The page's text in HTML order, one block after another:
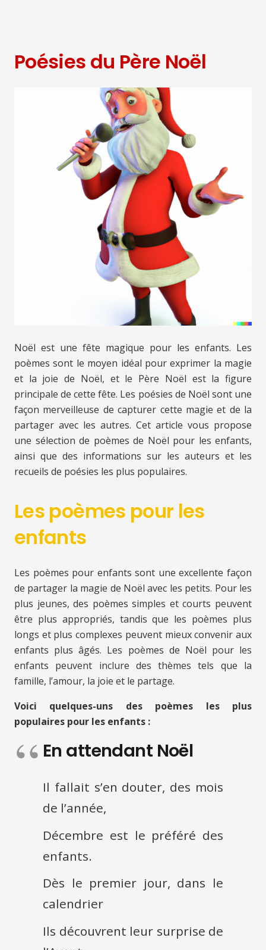
Poésies du Père Noël
Noël est une fête magique pour les enfants. Les
poèmes sont le moyen idéal pour exprimer la magie
et la joie de Noël, et le Père Noël est la figure
principale de cette fête. Les poésies de Noël sont une
façon merveilleuse de capturer cette magie et de la
partager avec les autres. Cet article vous propose
une sélection de poèmes de Noël pour les enfants,
ainsi que des informations sur les auteurs et les
recueils de poésies les plus populaires.
Les poèmes pour les
enfants
Les poèmes pour enfants sont une excellente façon
de partager la magie de Noël avec les petits. Pour les
plus jeunes, des poèmes simples et courts peuvent
être plus appropriés, tandis que les poèmes plus
longs et plus complexes peuvent mieux convenir aux
enfants plus âgés. Les poèmes de Noël pour les
enfants peuvent inclure des thèmes tels que la
famille, l’amour, la joie et le partage.
Voici quelques-uns des poèmes les plus
populaires pour les enfants :
En attendant Noël
Il fallait s’en douter, des mois
de l’année,
Décembre est le préféré des
enfants.
Dès le premier jour, dans le
calendrier
Ils découvrent leur surprise de